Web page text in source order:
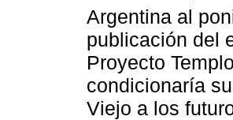
Argentina al
publicación del
Proyecto
condicionaría
Viejo a los